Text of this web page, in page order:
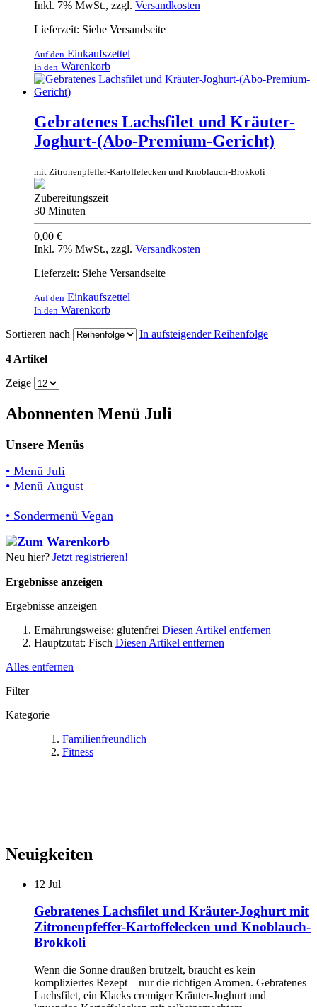
Inkl. 7% MwSt., zzgl. Versandkosten
Lieferzeit: Siehe Versandseite
Auf den Einkaufszettel
In den Warenkorb
Gebratenes Lachsfilet und Kräuter-
Joghurt-(Abo-Premium-Gericht)
mit Zitronenpfeffer-Kartoffelecken und Knoblauch-Brokkoli
Zubereitungszeit
30 Minuten
0,00 €
Inkl. 7% MwSt., zzgl. Versandkosten
Lieferzeit: Siehe Versandseite
Auf den Einkaufszettel
In den Warenkorb
Sortieren nach
In aufsteigender Reihenfolge
4 Artikel
Zeige
Abonnenten Menü Juli
Unsere Menüs
• Menü Juli
• Menü August
• Sondermenü Vegan
Neu hier? Jetzt registrieren!
Ergebnisse anzeigen
Ergebnisse anzeigen
Ernährungsweise: glutenfrei Diesen Artikel entfernen
Hauptzutat: Fisch Diesen Artikel entfernen
Alles entfernen
Filter
Kategorie
Familienfreundlich
Fitness
Neuigkeiten
12 Jul
Gebratenes Lachsfilet und Kräuter-Joghurt mit
Zitronenpfeffer-Kartoffelecken und Knoblauch-
Brokkoli
Wenn die Sonne draußen brutzelt, braucht es kein
kompliziertes Rezept – nur die richtigen Aromen. Gebratenes
Lachsfilet, ein Klacks cremiger Kräuter-Joghurt und